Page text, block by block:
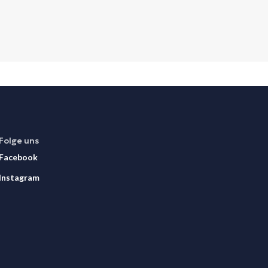
Folge uns
Facebook
Instagram